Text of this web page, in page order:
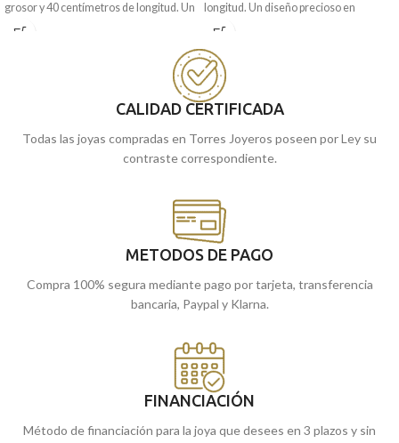
grosor y 40 centímetros de longitud. Un
diseño precioso en terminación brillo,
, o si la compras
online te la enviamos a casa.
longitud. Un diseño precioso en
terminación brillo, perfecto para llevar
medalla o colgante.
Puedes encontrarla en nuestras
tiendas deMálaga
CALIDAD CERTIFICADA
Todas las joyas compradas en Torres Joyeros poseen por Ley su
contraste correspondiente.
METODOS DE PAGO
Compra 100% segura mediante pago por tarjeta, transferencia
bancaria, Paypal y Klarna.
FINANCIACIÓN
Método de financiación para la joya que desees en 3 plazos y sin